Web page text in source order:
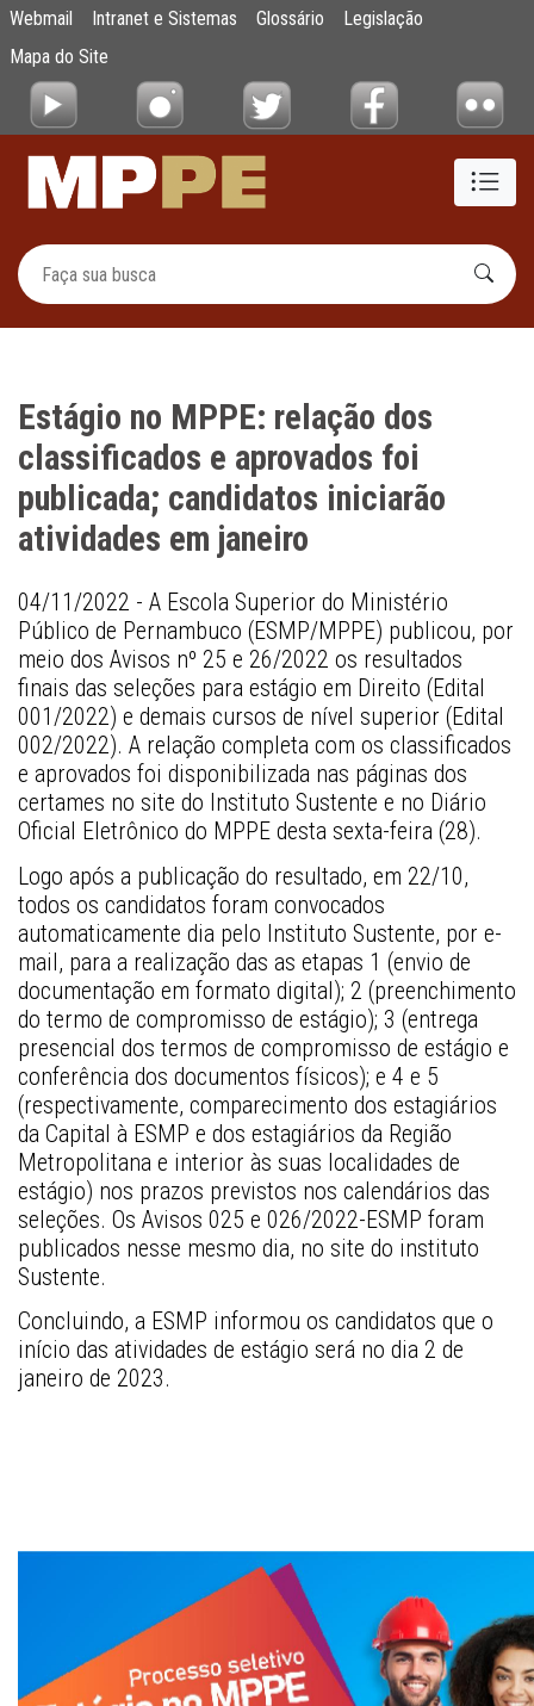
Pular para o Conteúdo principal
Estágio no MPPE: relação dos
Webmail Intranet e Sistemas Glossário
Legislação
Mapa do Site
Estágio no MPPE: relação dos
classificados e aprovados foi
publicada; candidatos iniciarão
atividades em janeiro
04/11/2022 - A Escola Superior do Ministério
Público de Pernambuco (ESMP/MPPE) publicou, por
meio dos Avisos nº 25 e 26/2022 os resultados
finais das seleções para estágio em Direito (Edital
001/2022) e demais cursos de nível superior (Edital
002/2022). A relação completa com os classificados
e aprovados foi disponibilizada nas páginas dos
certames no site do Instituto Sustente e no Diário
Oficial Eletrônico do MPPE desta sexta-feira (28).
Logo após a publicação do resultado, em 22/10,
todos os candidatos foram convocados
automaticamente dia pelo Instituto Sustente, por e-
mail, para a realização das as etapas 1 (envio de
documentação em formato digital); 2 (preenchimento
do termo de compromisso de estágio); 3 (entrega
presencial dos termos de compromisso de estágio e
conferência dos documentos físicos); e 4 e 5
(respectivamente, comparecimento dos estagiários
da Capital à ESMP e dos estagiários da Região
Metropolitana e interior às suas localidades de
estágio) nos prazos previstos nos calendários das
seleções. Os Avisos 025 e 026/2022-ESMP foram
publicados nesse mesmo dia, no site do instituto
Sustente.
Concluindo, a ESMP informou os candidatos que o
início das atividades de estágio será no dia 2 de
janeiro de 2023.